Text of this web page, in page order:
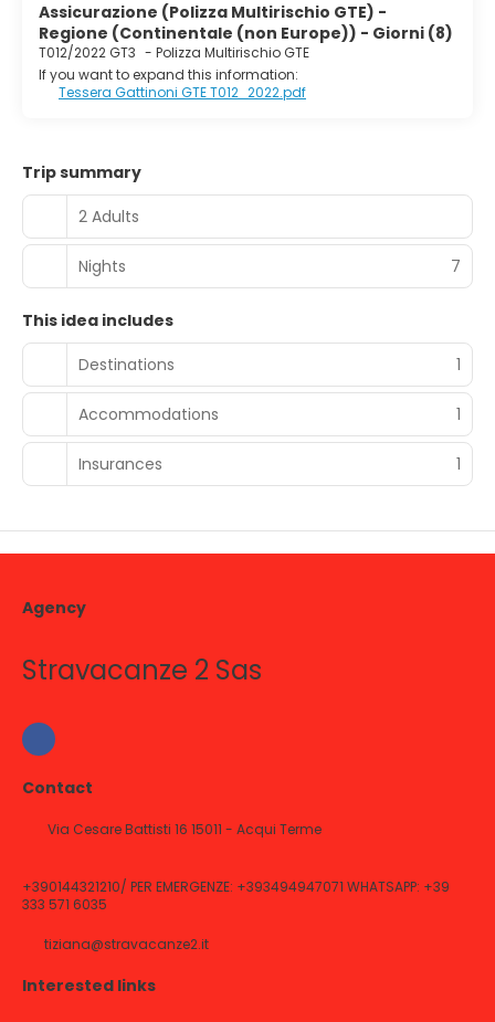
Assicurazione (Polizza Multirischio GTE) -
Regione (Continentale (non Europe)) - Giorni (8)
T012/2022 GT3 - Polizza Multirischio GTE
If you want to expand this information:
Tessera Gattinoni GTE T012_2022.pdf
Trip summary
2 Adults
Nights 7
This idea includes
Destinations
1
Accommodations 1
Insurances 1
Agency
Stravacanze 2 Sas
Contact
Via Cesare Battisti 16 15011 - Acqui Terme
+390144321210/ PER EMERGENZE: +393494947071 WHATSAPP: +39
333 571 6035
tiziana@stravacanze2.it
Interested links